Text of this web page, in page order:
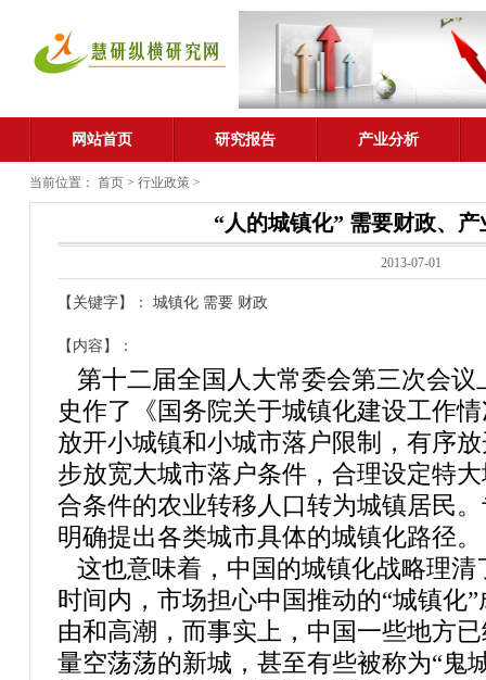
网站首页 研究报告 产业分析
当前位置： 首页> 行业政策>
“人的城镇化” 需要财政、
2013-07-01
【关键字】： 城镇化 需要 财政
【内容】：
第十二届全国人大常委会第三次会议
史作了《国务院关于城镇化建设工作
放开小城镇和小城市落户限制，有序
步放宽大城市落户条件，合理设定特
合条件的农业转移人口转为城镇居民
明确提出各类城市具体的城镇化路径。
这也意味着，中国的城镇化战略理清
时间内，市场担心中国推动的“城镇化
由和高潮，而事实上，中国一些地方
量空荡荡的新城，甚至有些被称为“鬼